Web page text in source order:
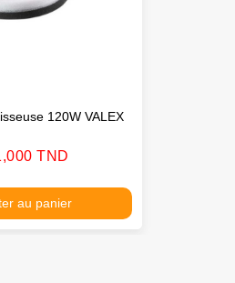
120W VALEX
TND
au panier